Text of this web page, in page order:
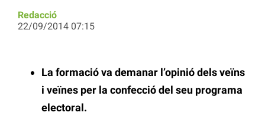
Redacció
22/09/2014 07:15
La formació va demanar l’opinió dels veïns
i veïnes per la confecció del seu programa
electoral.